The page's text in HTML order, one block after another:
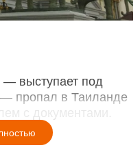
— выступает под
пропал в Таиланде
с документами.